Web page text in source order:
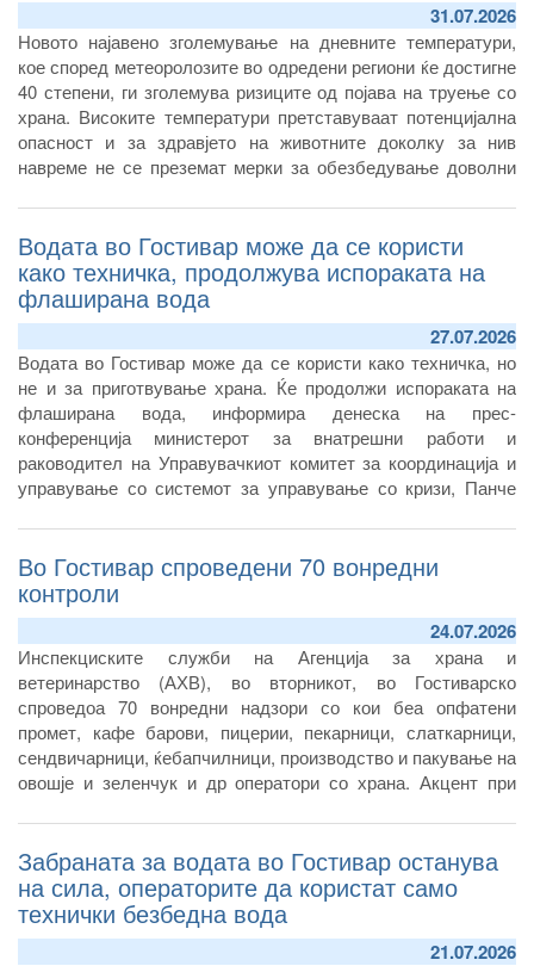
31.07.2026
Новото најавено зголемување на дневните температури,
кое според метеоролозите во одредени региони ќе достигне
40 степени, ги зголемува ризиците од појава на труење со
храна. Високите температури претставуваат потенцијална
опасност и за здравјето на животните доколку за нив
навреме не се преземат мерки за обезбедување доволни
Водата во Гостивар може да се користи
како техничка, продолжува испораката на
флаширана вода
27.07.2026
Водата во Гостивар може да се користи како техничка, но
не и за приготвување храна. Ќе продолжи испораката на
флаширана вода, информира денеска на прес-
конференција министерот за внатрешни работи и
раководител на Управувачкиот комитет за координација и
управување со системот за управување со кризи, Панче
мерењата дека може да се користи за пиење, ниту пак за
подготвување храна.
Во Гостивар спроведени 70 вонредни
контроли
24.07.2026
Инспекциските служби на Агенција за храна и
ветеринарство (АХВ), во вторникот, во Гостиварско
спроведоа 70 вонредни надзори со кои беа опфатени
промет, кафе барови, пицерии, пекарници, слаткарници,
сендвичарници, ќебапчилници, производство и пакување на
овошје и зеленчук и др оператори со храна. Акцент при
од овој регион ја почитуваат донесената забрана на АХВ за
употреба на водата од гостиварскиот водоснабдителен
систем.
Забраната за водата во Гостивар останува
на сила, операторите да користат само
технички безбедна вода
21.07.2026